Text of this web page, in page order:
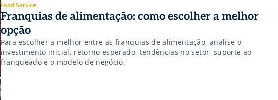
Food Service
Franquias de alimentação: como escolher a melhor
opção
Para escolher a melhor entre as franquias de alimentação, analise o
investimento inicial, retorno esperado, tendências no setor, suporte ao
franqueado e o modelo de negócio.